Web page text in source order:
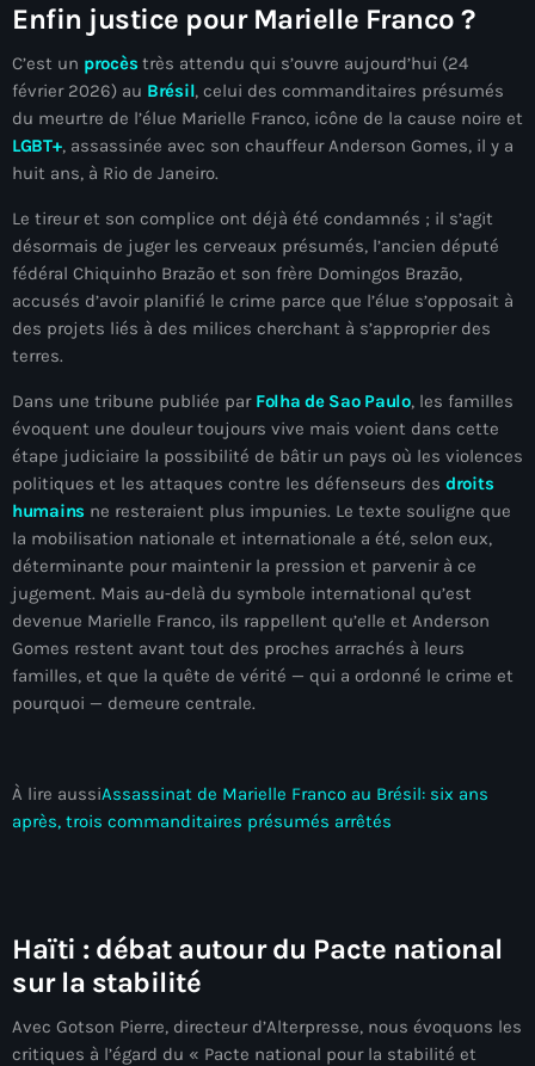
août 2025
juillet 2025
mai 2025
avril 2025
mars 2025
février 2025
janvier 2025
décembre 2024
novembre 2024
octobre 2024
août 2024
juillet 2024
juin 2024
‘Pwogram Biden
“Viv Ansanm”
#freecarel
Enfin justice pour Marielle Franco ?
C’est un procès très attendu qui s’ouvre aujourd’hui (24
février 2026) au Brésil, celui des commanditaires présumés
du meurtre de l’élue Marielle Franco, icône de la cause noire et
LGBT+, assassinée avec son chauffeur Anderson Gomes, il y a
huit ans, à Rio de Janeiro.
Le tireur et son complice ont déjà été condamnés ; il s’agit
désormais de juger les cerveaux présumés, l’ancien député
fédéral Chiquinho Brazão et son frère Domingos Brazão,
accusés d’avoir planifié le crime parce que l’élue s’opposait à
des projets liés à des milices cherchant à s’approprier des
terres.
Dans une tribune publiée par Folha de Sao Paulo, les familles
évoquent une douleur toujours vive mais voient dans cette
étape judiciaire la possibilité de bâtir un pays où les violences
politiques et les attaques contre les défenseurs des droits
humains ne resteraient plus impunies. Le texte souligne que
la mobilisation nationale et internationale a été, selon eux,
déterminante pour maintenir la pression et parvenir à ce
jugement. Mais au-delà du symbole international qu’est
devenue Marielle Franco, ils rappellent qu’elle et Anderson
Gomes restent avant tout des proches arrachés à leurs
familles, et que la quête de vérité — qui a ordonné le crime et
pourquoi — demeure centrale.
À lire aussiAssassinat de Marielle Franco au Brésil: six ans
après, trois commanditaires présumés arrêtés
Haïti : débat autour du Pacte national
sur la stabilité
Avec Gotson Pierre, directeur d’Alterpresse, nous évoquons les
critiques à l’égard du « Pacte national pour la stabilité et